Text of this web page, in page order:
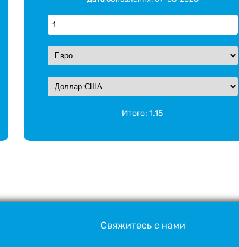
Итого:1.15
Свяжитесь с нами